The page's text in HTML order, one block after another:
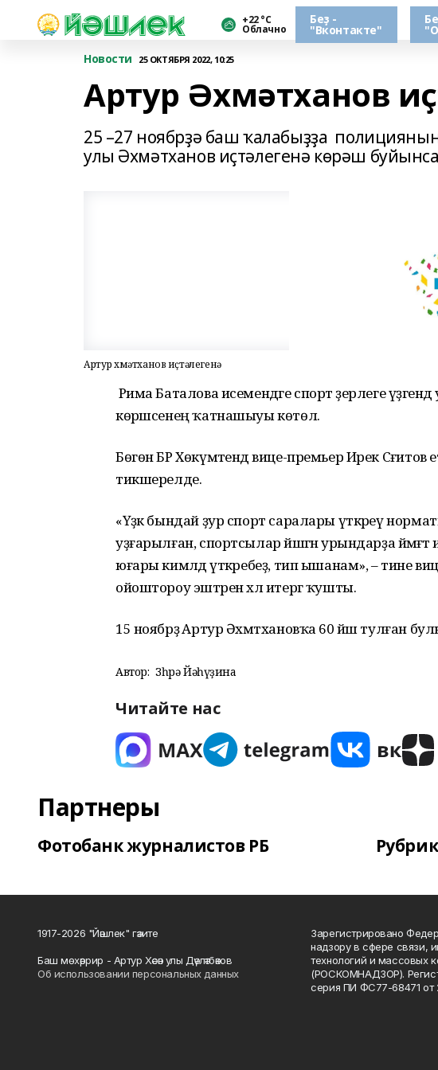
+22 °С
Облачно
Беҙ -
"Вконтакте"
Новости
25 ОКТЯБРЯ 2022, 10:25
Артур Әхмәтханов
25 –27 ноябрҙә баш ҡалабыҙҙа
улы Әхмәтханов иҫтәлегенә көрәш
Артур Әхмәтханов иҫтәлегенә
Рима Баталова исемендәге спорт әҙерлеге
көрәшсенең ҡатнашыуы көтөлә.
Бөгөн БР Хөкүмәтендә вице-премьер Ирек Сәғитов
тикшерелде.
«Үҙәк бындай ҙур спорт саралары үткәреү
уҙғарылған, спортсылар йәшәгән урындарҙа
юғары кимәлдә үткәребеҙ, тип ышанам», – тине
ойоштороу эштәрен хәл итергә ҡушты.
15 ноябрҙә Артур Әхмәтхановҡа 60 йәш тулған
Автор: Зөһрә Йәһүҙина
Читайте нас
Партнеры
Фотобанк журналистов РБ
1917-2026 "Йәшлек" гәзите
Баш мөхәррир - Артур Хәсән улы Дәүләтбәков
Об использовании персональных данных
Зарегистрировано
надзору в сфере связи,
технологий и массовых
(РОСКОМНАДЗОР).
серия ПИ ФС77-68471 от